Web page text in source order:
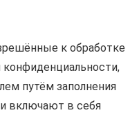
к обработке
путём заполнения
и включают в себя